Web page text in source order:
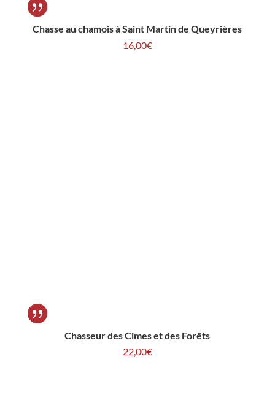
Chasse au chamois à Saint Martin de Queyrières
16,00€
Chasseur des Cimes et des Forêts
22,00€